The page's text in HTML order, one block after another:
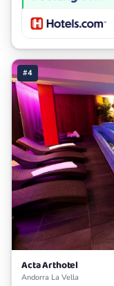
#4
Acta Arthotel
Andorra La Vella